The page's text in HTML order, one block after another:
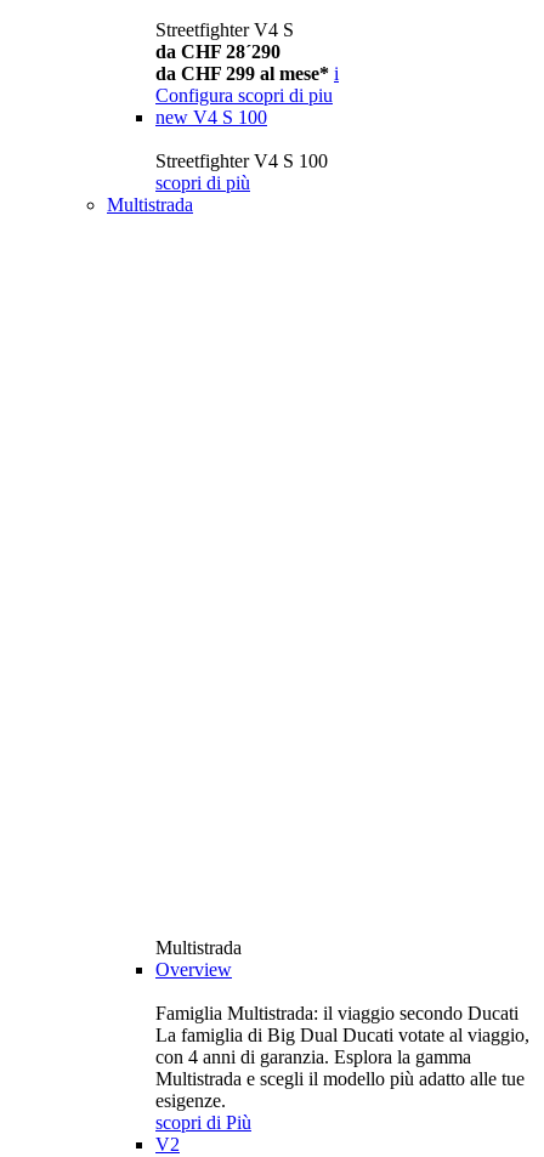
Streetfighter V4 S
da CHF 28´290
da CHF 299 al mese* i
Configura scopri di piu
new V4 S 100
Streetfighter V4 S 100
scopri di più
Multistrada
Multistrada
Overview
Famiglia Multistrada: il viaggio secondo Ducati
La famiglia di Big Dual Ducati votate al viaggio,
con 4 anni di garanzia. Esplora la gamma
Multistrada e scegli il modello più adatto alle tue
esigenze.
scopri di Più
V2